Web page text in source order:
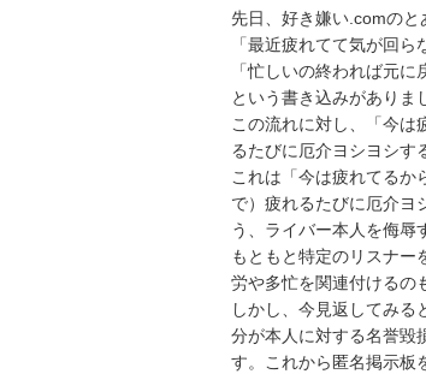
先日、好き嫌い.comのと
「最近疲れてて気が回
「忙しいの終われば元に
という書き込みがありま
この流れに対し、「今は
るたびに厄介ヨシヨシす
これは「今は疲れてるか
で）疲れるたびに厄介ヨ
う、ライバー本人を侮辱
もともと特定のリスナー
労や多忙を関連付けるの
しかし、今見返してみ
分が本人に対する名誉毀
す。これから匿名掲示板